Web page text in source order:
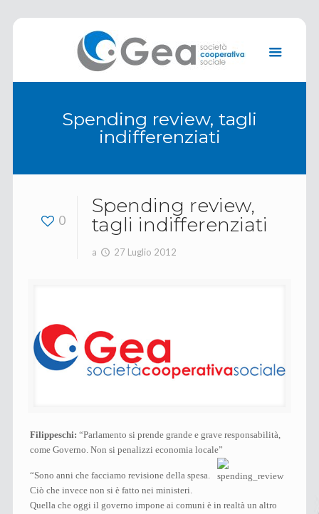
Spending review, tagli
indifferenziati
0
Spending review,
tagli indifferenziati
a 27 Luglio 2012
Filippeschi: “Parlamento si prende grande e grave responsabilità,
come Governo. Non si penalizzi economia locale”
“Sono anni che facciamo revisione della spesa.
Ciò che invece non si è fatto nei ministeri.
Quella che oggi il governo impone ai comuni è in realtà un altro